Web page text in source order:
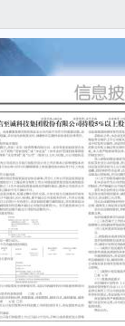
证
号：
山
关于
本公